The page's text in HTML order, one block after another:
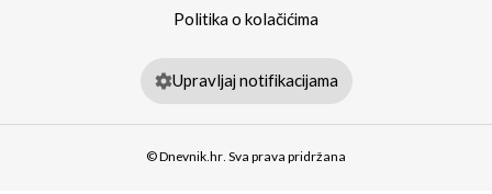
Politika o kolačićima
Upravljaj notifikacijama
© Dnevnik.hr. Sva prava pridržana